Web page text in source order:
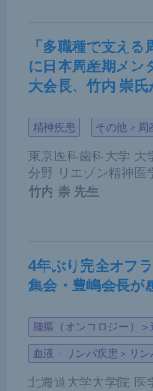
たとえば2018年の
に罹患した患者の
に罹患していない
意が必要である。
腎移植後尿路上皮
に準ずる。ただし
る際の移植腎尿
上がっている。発
している。本報告
胱がんおよび上部
Rs）は、一般集
「多職種で支え
に日本周産期メ
大会長、竹内 崇
精神疾患 その他＞周
東京医科歯科大学 大
分野 リエゾン精神医
竹内 崇 先生
4年ぶり完全オフ
集会・豊嶋会長が
腫瘍（オンコロジー）＞
血液・リンパ疾患＞リン
北海道大学大学院